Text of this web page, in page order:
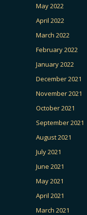
May 2022
April 2022
March 2022
February 2022
January 2022
December 2021
November 2021
October 2021
September 2021
August 2021
July 2021
June 2021
May 2021
April 2021
March 2021